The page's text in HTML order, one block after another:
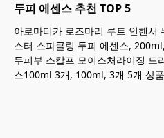
두피 에센스 추천 TOP 5
아로마티카 로즈마리 루트 인핸서
스터 스파클링 두피 에센스,
두피부 스칼프 모이스처라이징 드
스100ml 3개, 100ml, 3개 5개 상